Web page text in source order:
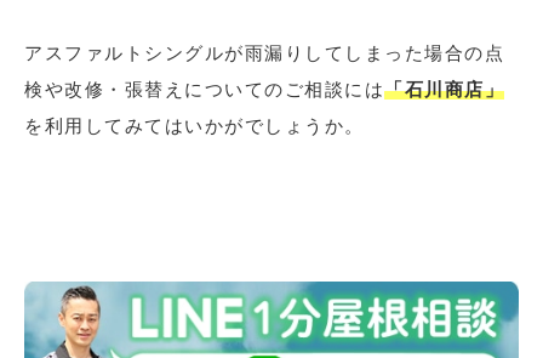
アスファルトシングルが雨漏りしてしまった場合の点
検や改修・張替えについてのご相談には「石川商店」
を利用してみてはいかがでしょうか。